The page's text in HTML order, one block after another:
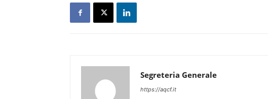
Segreteria Generale
https://aqcf.it